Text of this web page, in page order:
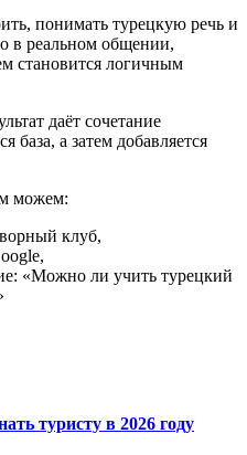
понимать турецкую речь и
в реальном общении,
становится логичным
даёт сочетание
база, а затем добавляется
можем:
клуб,
«Можно ли учить турецкий
туристу в 2026 году